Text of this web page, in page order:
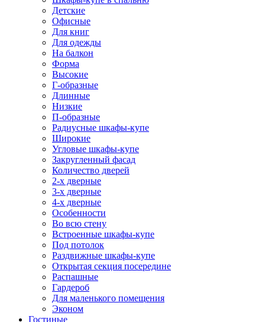
Детские
Офисные
Для книг
Для одежды
На балкон
Форма
Высокие
Г-образные
Длинные
Низкие
П-образные
Радиусные шкафы-купе
Широкие
Угловые шкафы-купе
Закругленный фасад
Количество дверей
2-х дверные
3-х дверные
4-х дверные
Особенности
Во всю стену
Встроенные шкафы-купе
Под потолок
Раздвижные шкафы-купе
Открытая секция посередине
Распашные
Гардероб
Для маленького помещения
Эконом
Гостиные